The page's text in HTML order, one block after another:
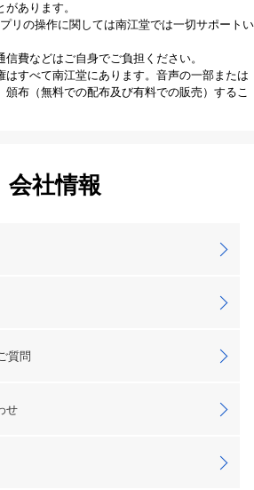
あります。
リの操作に関しては南江堂では一切サポートい
信費などはご自身でご負担ください。
はすべて南江堂にあります。音声の一部または
頒布（無料での配布及び有料での販売）するこ
会社情報
質問
せ